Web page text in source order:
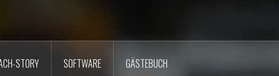
STORY SOFTWARE GÄSTEBUCH